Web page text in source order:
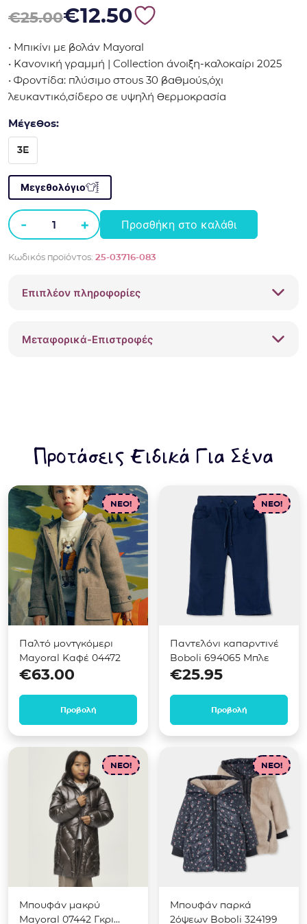
€25.00
Original price was: €25.00.
€12.50
Η τρέχουσα τιμή είναι: €12.50.
• Μπικίνι με βολάν Mayoral
• Κανονική γραμμή | Collection άνοιξη-καλοκαίρι 2025
• Φροντίδα: πλύσιμο στους 30 βαθμούς,όχι
λευκαντικό,σίδερο σε υψηλή θερμοκρασία
Μέγεθος:
3E
Μεγεθολόγιο
-
Μπικίνι
βολάν
3716
+ Προσθήκη στο καλάθι
Κωδικός προϊόντος: 25-03716-083
Επιπλέον πληροφορίες
Μεταφορικά-Επιστροφές
Προτάσεις Ειδικά Για Σένα
NEO!
Παλτό μοντγκόμερι
Mayoral Καφέ 04472
€63.00
Προβολή
NEO!
Παντελόνι καπαρντινέ
Boboli 694065 Μπλε
€25.95
Προβολή
NEO!
Μπουφάν μακρύ
Mayoral 07442 Γκρι
NEO!
Μπουφάν παρκά
2όψεων Boboli 324199